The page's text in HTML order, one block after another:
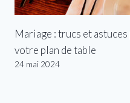
Mariage : trucs et
votre plan de table
24 mai 2024